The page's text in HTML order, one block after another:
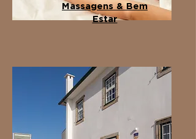
Massagens & Bem
Estar